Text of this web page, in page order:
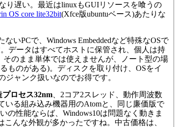
り遅い。最近はlinuxもGUIリソースを喰うの
OS core lite32bit(Xfce版ubuntuベース)あたりな
いPCで、Windows Embeddedなど特殊なOSで
データはすべてホストに保管され、個人は持
のまま単体では使えませんが、ノート型の場
ものがある)。ディスクを取り付け、OSをイ
ャンク扱いなのでお得です。
プロセス32nm 、2コア2スレッド、動作周波数
いる組み込み機器用のAtomと、同じ廉価版で
の性能ならば、Windows10は問題なく動きま
んな外観が多かったですね。 中古価格は、